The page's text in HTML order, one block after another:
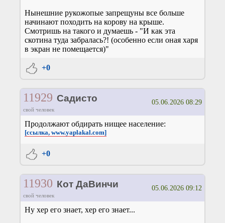
Нынешние рукожопые запрещуны все больше
начинают походить на корову на крыше.
Смотришь на такого и думаешь - "И как эта
скотина туда забралась?! (особенно если оная харя
в экран не помещается)"
+0
11929 Садисто
свой человек
05.06.2026 08:29
Продолжают обдирать нищее население:
[ссылка, www.yaplakal.com]
+0
11930 Кот ДаВинчи
свой человек
05.06.2026 09:12
Ну хер его знает, хер его знает...